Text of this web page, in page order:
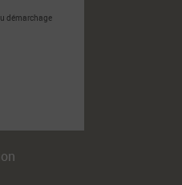
démarchage